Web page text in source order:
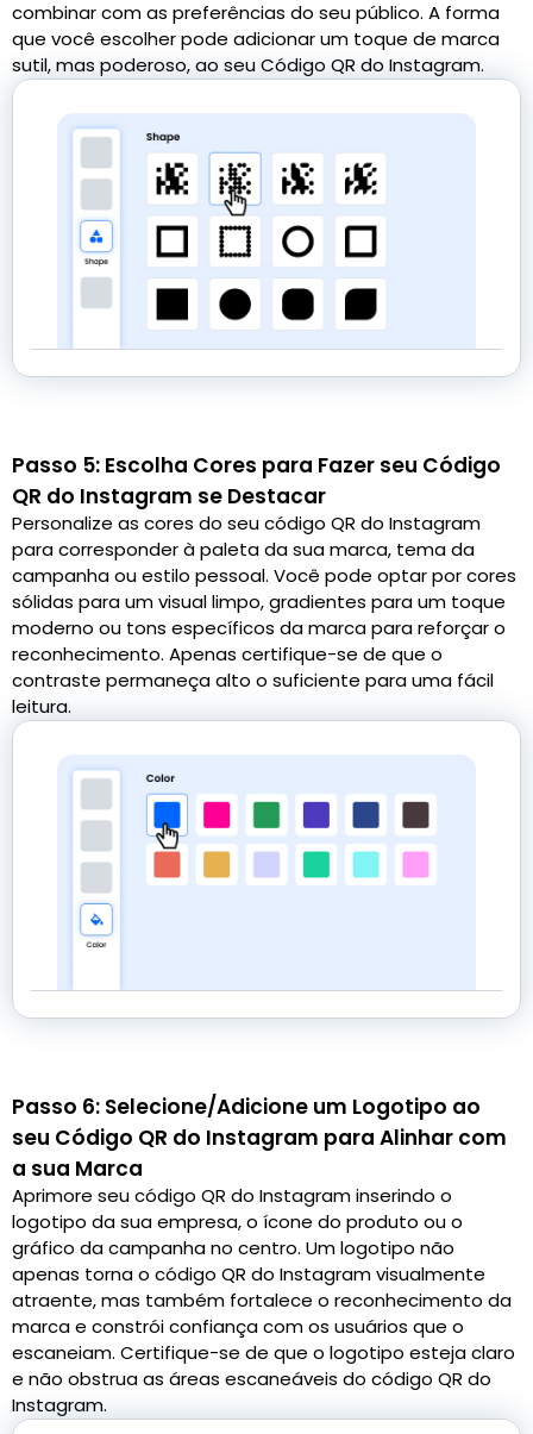
combinar com as preferências do seu público. A forma
que você escolher pode adicionar um toque de marca
sutil, mas poderoso, ao seu Código QR do Instagram.
Passo 5: Escolha Cores para Fazer seu Código
QR do Instagram se Destacar
Personalize as cores do seu código QR do Instagram
para corresponder à paleta da sua marca, tema da
campanha ou estilo pessoal. Você pode optar por cores
sólidas para um visual limpo, gradientes para um toque
moderno ou tons específicos da marca para reforçar o
reconhecimento. Apenas certifique-se de que o
contraste permaneça alto o suficiente para uma fácil
leitura.
Passo 6: Selecione/Adicione um Logotipo ao
seu Código QR do Instagram para Alinhar com
a sua Marca
Aprimore seu código QR do Instagram inserindo o
logotipo da sua empresa, o ícone do produto ou o
gráfico da campanha no centro. Um logotipo não
apenas torna o código QR do Instagram visualmente
atraente, mas também fortalece o reconhecimento da
marca e constrói confiança com os usuários que o
escaneiam. Certifique-se de que o logotipo esteja claro
e não obstrua as áreas escaneáveis do código QR do
Instagram.